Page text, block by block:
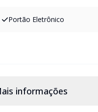
Portão Eletrônico
informações